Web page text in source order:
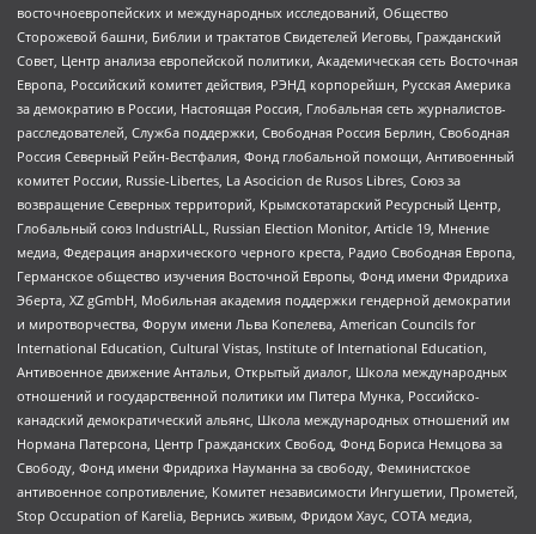
восточноевропейских и международных исследований, Общество
Сторожевой башни, Библии и трактатов Свидетелей Иеговы, Гражданский
Совет, Центр анализа европейской политики, Академическая сеть Восточная
Европа, Российский комитет действия, РЭНД корпорейшн, Русская Америка
за демократию в России, Настоящая Россия, Глобальная сеть журналистов-
расследователей, Служба поддержки, Свободная Россия Берлин, Свободная
Россия Северный Рейн-Вестфалия, Фонд глобальной помощи, Антивоенный
комитет России, Russie-Libertes, La Asocicion de Rusos Libres, Союз за
возвращение Северных территорий, Крымскотатарский Ресурсный Центр,
Глобальный союз IndustriALL, Russian Election Monitor, Article 19, Мнение
медиа, Федерация анархического черного креста, Радио Свободная Европа,
Германское общество изучения Восточной Европы, Фонд имени Фридриха
Эберта, XZ gGmbH, Мобильная академия поддержки гендерной демократии
и миротворчества, Форум имени Льва Копелева, American Councils for
International Education, Cultural Vistas, Institute of International Education,
Антивоенное движение Антальи, Открытый диалог, Школа международных
отношений и государственной политики им Питера Мунка, Российско-
канадский демократический альянс, Школа международных отношений им
Нормана Патерсона, Центр Гражданских Свобод, Фонд Бориса Немцова за
Свободу, Фонд имени Фридриха Науманна за свободу, Феминистское
антивоенное сопротивление, Комитет независимости Ингушетии, Прометей,
Stop Occupation of Karelia, Вернись живым, Фридом Хаус, СОТА медиа,